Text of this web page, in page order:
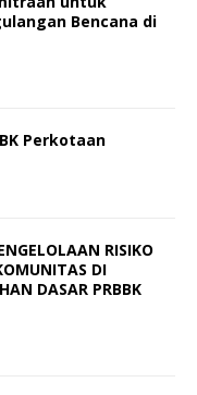
Bencana di
Perkotaan
RISIKO
DI
DASAR PRBBK